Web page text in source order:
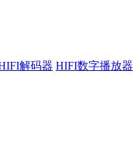
解码器 HIFI数字播放器